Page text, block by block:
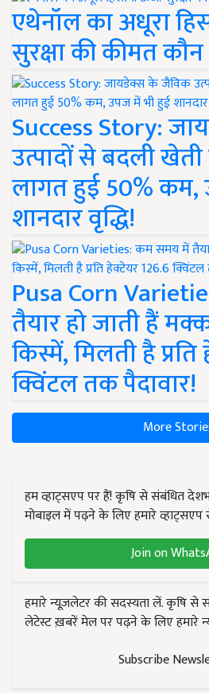
एथेनॉल का अधूरा
सुरक्षा की कीमत
Success Story:
उत्पादों से बदली
लागत हुई 50% कम,
शानदार वृद्धि!
Pusa Corn
तैयार हो जाती हैं
किस्में, मिलती है
क्विंटल तक पैदावार!
More
हम व्हाट्सएप पर हैं! कृषि से संबंधित
मोबाइल में पढ़ने के लिए हमारे
Join on
हमारे न्यूज़लेटर की सदस्यता लें. कृषि से
लेटेस्ट ख़बरें मेल पर पढ़ने के लिए हमारे
Subscribe